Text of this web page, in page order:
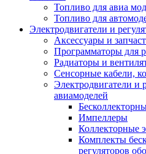
Топливо для авиа
Топливо для
Электродвигатели и
Аксессуары и
Программаторы для
Радиаторы и
Сенсорные кабели,
Электродвигатели и
авиамоделей
Импеллеры
Коллекторные
Комплекты
регуляторов